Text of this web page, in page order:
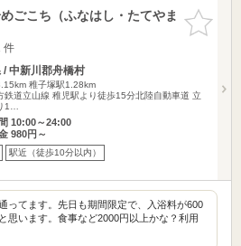
お気に入
りに追加
ごこち（ふなはし・たてやま
件
/ 中新川郡舟橋村
稚子塚駅1.28km
鉄道立山線 稚児駅より徒歩15分北陸自動車道 立
1…
10:00～24:00
980円～
駅近（徒歩10分以内）
ってます。先日も期間限定で、入浴料が600
思います。食事など2000円以上かな？利用